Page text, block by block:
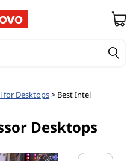
for Desktops> Best Intel
Desktops